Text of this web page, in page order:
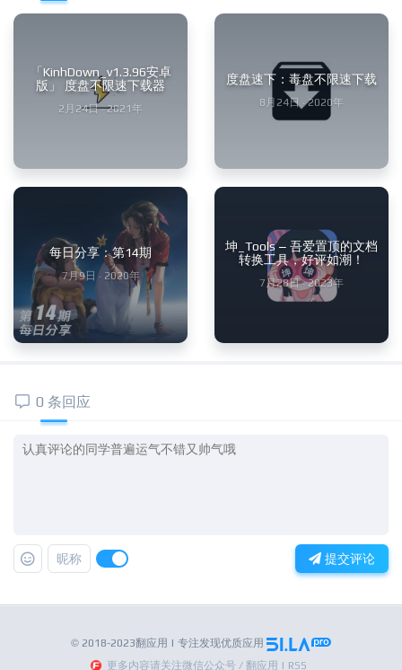
「KinhDown_v1.3.96安卓
版」 度盘不限速下载器
2月24日 · 2021年
度盘速下：毒盘不限速下载
8月24日 · 2020年
每日分享：第14期
7月9日 · 2020年
坤_Tools – 吾爱置顶的文档
转换工具，好评如潮！
7月28日 · 2023年
0 条回应
昵称 提交评论
© 2018-2023翻应用 | 专注发现优质应用
更多内容请关注微信公众号 / 翻应用 | RSS